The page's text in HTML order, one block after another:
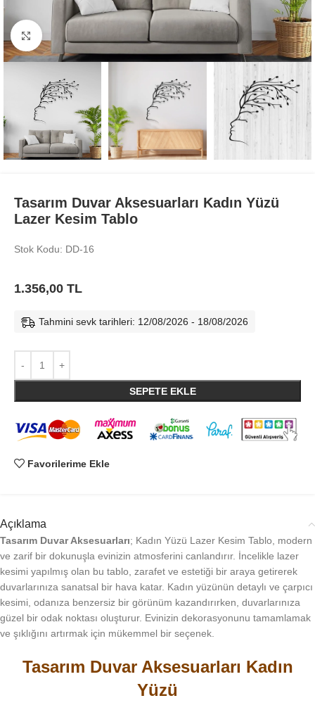
Büyüt
Tasarım Duvar Aksesuarları Kadın Yüzü
Lazer Kesim Tablo
Stok Kodu: DD-16
1.356,00 TL
Tahmini sevk tarihleri: 12/08/2026 - 18/08/2026
SEPETE EKLE
Favorilerime Ekle
Açıklama
Tasarım Duvar Aksesuarları; Kadın Yüzü Lazer Kesim Tablo, modern
ve zarif bir dokunuşla evinizin atmosferini canlandırır. İncelikle lazer
kesimi yapılmış olan bu tablo, zarafet ve estetiği bir araya getirerek
duvarlarınıza sanatsal bir hava katar. Kadın yüzünün detaylı ve çarpıcı
kesimi, odanıza benzersiz bir görünüm kazandırırken, duvarlarınıza
güzel bir odak noktası oluşturur. Evinizin dekorasyonunu tamamlamak
ve şıklığını artırmak için mükemmel bir seçenek.
Tasarım Duvar Aksesuarları Kadın
Yüzü